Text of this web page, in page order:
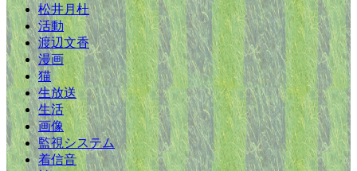
松井月杜
活動
渡辺文香
漫画
猫
生放送
生活
画像
監視システム
着信音